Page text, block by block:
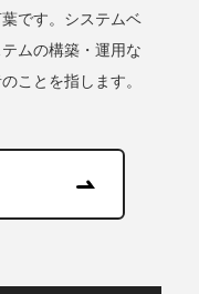
です。システムベ
ムの構築・運用な
ことを指します。